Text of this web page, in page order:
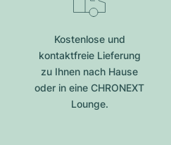
Kostenlose und
kontaktfreie Lieferung
zu Ihnen nach Hause
oder in eine CHRONEXT
Lounge.